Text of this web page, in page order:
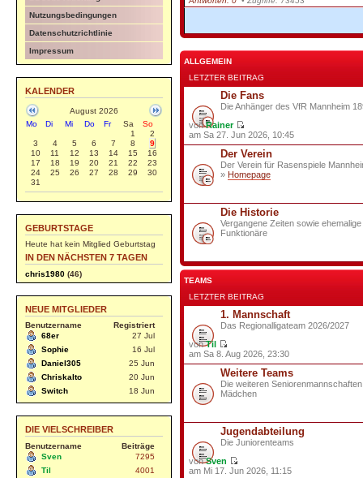
Nutzungsbedingungen
Datenschutzrichtlinie
Impressum
KALENDER
August 2026
Mo
Di Mi Do Fr Sa
So
1
2
3
4 5 6 7 8
9
10
11 12 13 14 15
16
17
18 19 20 21 22
23
24
25 26 27 28 29
30
31
GEBURTSTAGE
Heute hat kein Mitglied Geburtstag
IN DEN NÄCHSTEN 7 TAGEN
chris1980 (46)
NEUE MITGLIEDER
Benutzername
Registriert
68er
27 Jul
Sophie
16 Jul
Daniel305
25 Jun
Chriskalto
20 Jun
Switch
18 Jun
DIE VIELSCHREIBER
Benutzername
Beiträge
Sven
7295
Til
4001
ALLGEMEIN
LETZTER BEITRAG
Die Fans
Die Anhänger des VfR Mannheim
vonRainer
am Sa 27. Jun 2026, 10:45
Der Verein
Der Verein für Rasenspiele
» Homepage
Die Historie
Vergangene Zeiten sowie
Funktionäre
TEAMS
LETZTER BEITRAG
1. Mannschaft
Das Regionalligateam 2026/2027
vonTil
am Sa 8. Aug 2026, 23:30
Weitere Teams
Die weiteren
Mädchen
Jugendabteilung
Die Juniorenteams
vonSven
am Mi 17. Jun 2026, 11:15